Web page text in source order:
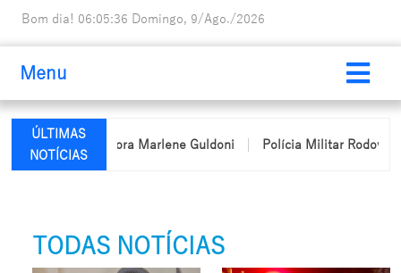
Bom dia! 06:05:37 Domingo, 9/Ago./2026
Menu
ÚLTIMAS
NOTÍCIAS
da professora Marlene Guldoni Polícia Militar Rodoviária
TODAS NOTÍCIAS